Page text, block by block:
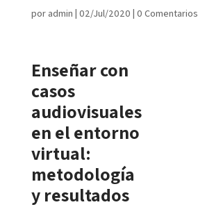
por admin | 02/Jul/2020 | 0 Comentarios
Enseñar con
casos
audiovisuales
en el entorno
virtual:
metodología
y resultados